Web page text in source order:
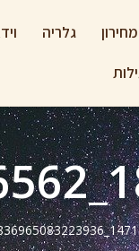
מחירון גלריה